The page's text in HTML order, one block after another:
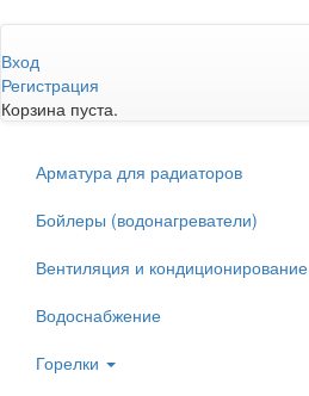
к
основному
содержанию
Вход
Регистрация
Корзина пуста.
Арматура для радиаторов
Бойлеры (водонагреватели)
Вентиляция и кондиционирование
Водоснабжение
Горелки